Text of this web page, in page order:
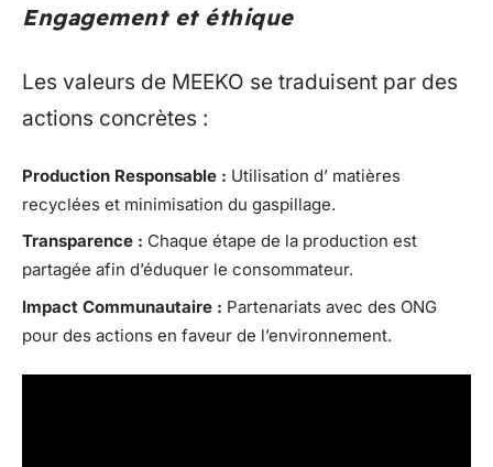
Engagement et éthique
Les valeurs de MEEKO se traduisent par des
actions concrètes :
Production Responsable : Utilisation d’ matières
recyclées et minimisation du gaspillage.
Transparence : Chaque étape de la production est
partagée afin d’éduquer le consommateur.
Impact Communautaire : Partenariats avec des ONG
pour des actions en faveur de l’environnement.